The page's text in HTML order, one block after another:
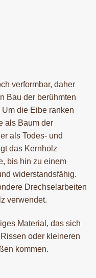
verformbar, daher
Bau der berühmten
die Eibe ranken
als Baum der
als Todes- und
das Kernholz
bis hin zu einem
widerstandsfähig.
Drechselarbeiten
verwendet.
Material, das sich
oder kleineren
kommen.